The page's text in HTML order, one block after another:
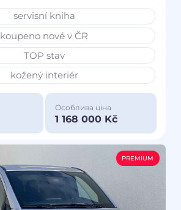
servisní kniha
koupeno nové v ČR
TOP stav
kožený interiér
Особлива ціна
1 168 000 Kč
PREMIUM